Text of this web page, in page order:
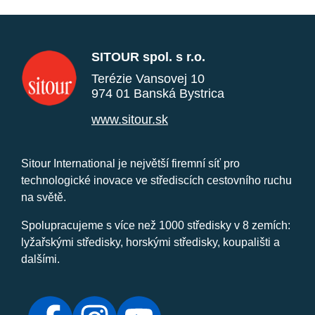
SITOUR spol. s r.o.
Terézie Vansovej 10
974 01 Banská Bystrica
www.sitour.sk
Sitour International je největší firemní síť pro
technologické inovace ve střediscích cestovního ruchu
na světě.
Spolupracujeme s více než 1000 středisky v 8 zemích:
lyžařskými středisky, horskými středisky, koupališti a
dalšími.